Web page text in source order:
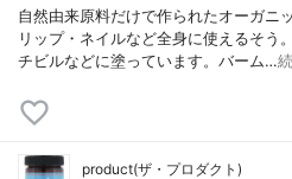
自然由来原料だけで作られたオーガニ
リップ・ネイルなど全身に使えるそう
チビルなどに塗っています。バーム…
product(ザ・プロダクト)